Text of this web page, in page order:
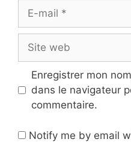
Site
web
Enregistrer mon
dans le navigateur
commentaire.
Notify me by email